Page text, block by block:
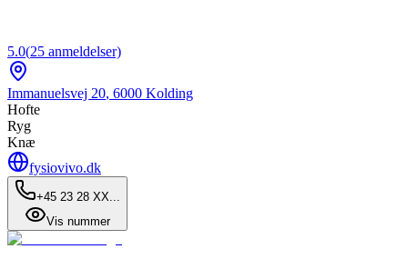
5.0(25 anmeldelser)
Immanuelsvej 20, 6000 Kolding
Hofte
Ryg
Knæ
fysiovivo.dk
+45 23 28 XX...
Vis nummer